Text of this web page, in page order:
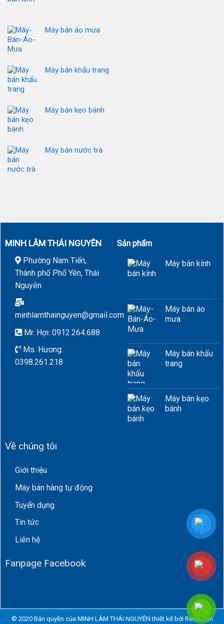
Máy bán áo mưa
Máy bán khẩu trang
Máy bán kẹo bánh
Máy bán nước trà
MINH LÂM THÁI NGUYÊN
Phường Nam Tiến,
Thành phố Phổ Yên, Thái
Nguyên
minhlamthainguyen@gmail.com
Mr. Hợi: 0912.264.688
Ms. Hương:
0398.261.218
Sản phẩm
Máy bán kính
Máy bán áo
mưa
Máy bán khẩu
trang
Máy bán kẹo
bánh
Về chúng tôi
Giới thiệu
Máy bán hàng tự động
Tuyển dụng
Tin tức
Liên hệ
Fanpage Facebook
© 2020 Bản quyền của MINH LÂM THÁI NGUYÊN thiết kế bởi Renren.vn